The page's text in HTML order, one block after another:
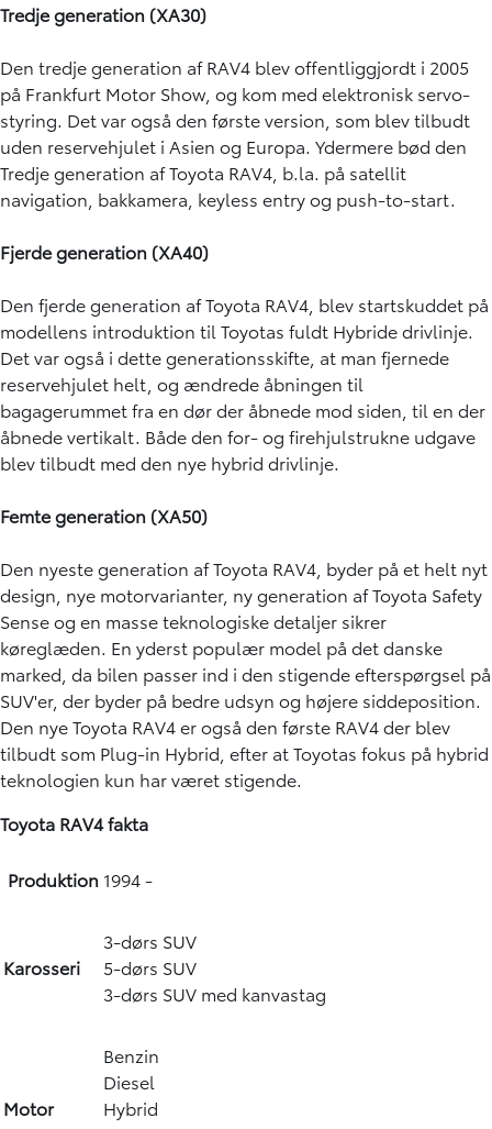
Tredje generation (XA30)
Den tredje generation af RAV4 blev offentliggjordt i 2005
på Frankfurt Motor Show, og kom med elektronisk servo-
styring. Det var også den første version, som blev tilbudt
uden reservehjulet i Asien og Europa. Ydermere bød den
Tredje generation af Toyota RAV4, b.la. på satellit
navigation, bakkamera, keyless entry og push-to-start.
Fjerde generation (XA40)
Den fjerde generation af Toyota RAV4, blev startskuddet på
modellens introduktion til Toyotas fuldt Hybride drivlinje.
Det var også i dette generationsskifte, at man fjernede
reservehjulet helt, og ændrede åbningen til
bagagerummet fra en dør der åbnede mod siden, til en der
åbnede vertikalt. Både den for- og firehjulstrukne udgave
blev tilbudt med den nye hybrid drivlinje.
Femte generation (XA50)
Den nyeste generation af Toyota RAV4, byder på et helt nyt
design, nye motorvarianter, ny generation af Toyota Safety
Sense og en masse teknologiske detaljer sikrer
køreglæden. En yderst populær model på det danske
marked, da bilen passer ind i den stigende efterspørgsel på
SUV'er, der byder på bedre udsyn og højere siddeposition.
Den nye Toyota RAV4 er også den første RAV4 der blev
tilbudt som Plug-in Hybrid, efter at Toyotas fokus på hybrid
teknologien kun har været stigende.
Toyota RAV4 fakta
Produktion 1994 -
Karosseri
3-dørs SUV
5-dørs SUV
3-dørs SUV med kanvastag
Motor
Benzin
Diesel
Hybrid